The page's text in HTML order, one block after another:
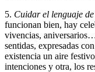
5. Cuidar el lenguaje
funcionan bien, hay
vivencias,
sentidas, expresadas
existencia un aire
intenciones y otra, los